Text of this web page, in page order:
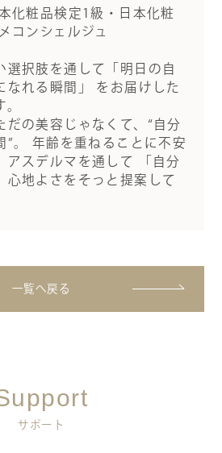
化粧品検定1級・日本化粧
コンシェルジュ
選択肢を通して「明日の自
なれる瞬間」 をお届けした
だの美容じゃなくて、“自分
”。 年齢を重ねることに不安
アスデルマを通して 「自分
心地よさをそっと提案して
一覧へ戻る
サポート